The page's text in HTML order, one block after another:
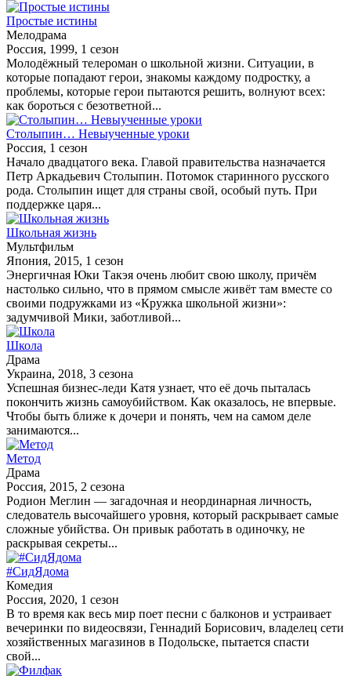
Простые истины
Мелодрама
Россия, 1999, 1 сезон
Молодёжный телероман о школьной жизни. Ситуации, в
которые попадают герои, знакомы каждому подростку, а
проблемы, которые герои пытаются решить, волнуют всех:
как бороться с безответной...
Столыпин… Невыученные уроки
Россия, 1 сезон
Начало двадцатого века. Главой правительства назначается
Петр Аркадьевич Столыпин. Потомок старинного русского
рода. Столыпин ищет для страны свой, особый путь. При
поддержке царя...
Школьная жизнь
Мультфильм
Япония, 2015, 1 сезон
Энергичная Юки Такэя очень любит свою школу, причём
настолько сильно, что в прямом смысле живёт там вместе со
своими подружками из «Кружка школьной жизни»:
задумчивой Мики, заботливой...
Школа
Драма
Украина, 2018, 3 сезона
Успешная бизнес-леди Катя узнает, что её дочь пыталась
покончить жизнь самоубийством. Как оказалось, не впервые.
Чтобы быть ближе к дочери и понять, чем на самом деле
занимаются...
Метод
Драма
Россия, 2015, 2 сезона
Родион Меглин — загадочная и неординарная личность,
следователь высочайшего уровня, который раскрывает самые
сложные убийства. Он привык работать в одиночку, не
раскрывая секреты...
#СидЯдома
Комедия
Россия, 2020, 1 сезон
В то время как весь мир поет песни с балконов и устраивает
вечеринки по видеосвязи, Геннадий Борисович, владелец сети
хозяйственных магазинов в Подольске, пытается спасти
свой...